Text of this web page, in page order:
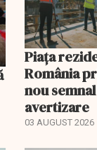
Piața
România
nou
avertizare
03 AUGUST 2026